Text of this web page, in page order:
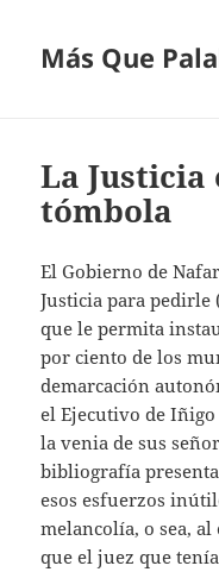
Más Que
La Justicia
tómbola
El Gobierno de
Justicia para
que le permita
por ciento de los
demarcación
el Ejecutivo de
la venia de sus
bibliografía
esos esfuerzos
melancolía, o sea,
que el juez que